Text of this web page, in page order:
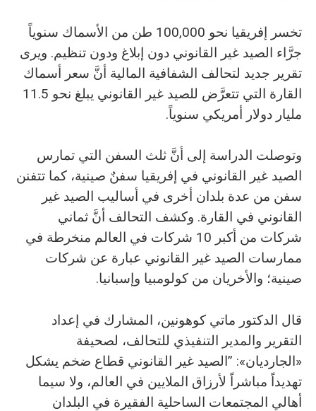
تخسر إفريقيا نحو 100,000 طن من الأسماك سنوياً
جرَّاء الصيد غير القانوني دون إبلاغ ودون تنظيم. ويرى
تقرير جديد لتحالف الشفافية المالية أنَّ سعر أسماك
القارة التي تتعرَّض للصيد غير القانوني يبلغ نحو 11.5
مليار دولار أمريكي سنوياً.
وتوصلت الدراسة إلى أنَّ ثلث السفن التي تمارس
الصيد غير القانوني في إفريقيا سفنٌ صينية، كما تتفنن
سفن من عدة بلدان أخرى في أساليب الصيد غير
القانوني في القارة. وكشف التحالف أنَّ ثماني
شركات من أكبر 10 شركات في العالم منخرطة في
ممارسات الصيد غير القانوني عبارة عن شركات
صينية؛ والأخريان من كولومبيا وإسبانيا.
قال الدكتور ماتي كوهونين، المشارك في إعداد
التقرير والمدير التنفيذي للتحالف، لصحيفة
«الجارديان»: ”الصيد غير القانوني قطاع ضخم يشكل
تهديداً مباشراً لأرزاق الملايين في العالم، ولا سيما
أهالي المجتمعات الساحلية الفقيرة في البلدان